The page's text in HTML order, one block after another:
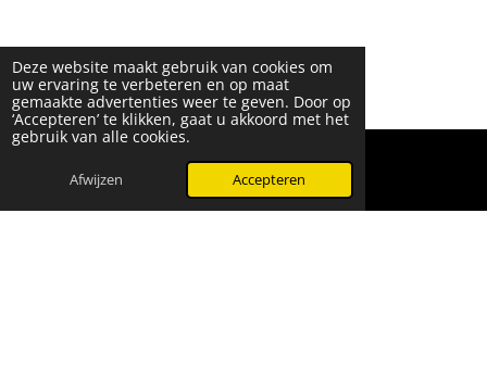
Deze website maakt gebruik van cookies om
uw ervaring te verbeteren en op maat
gemaakte advertenties weer te geven. Door op
‘Accepteren’ te klikken, gaat u akkoord met het
gebruik van alle cookies.
Afwijzen Accepteren
© 2024 - 2026 Beauty & More by Robyn
WhatsApp